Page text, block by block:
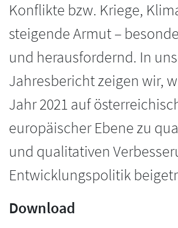
Konflikte bzw. Kriege,
steigende Armut –
und herausfordernd. In
Jahresbericht zeigen wir,
Jahr 2021 auf
europäischer Ebene zu
und qualitativen
Entwicklungspolitik
Download